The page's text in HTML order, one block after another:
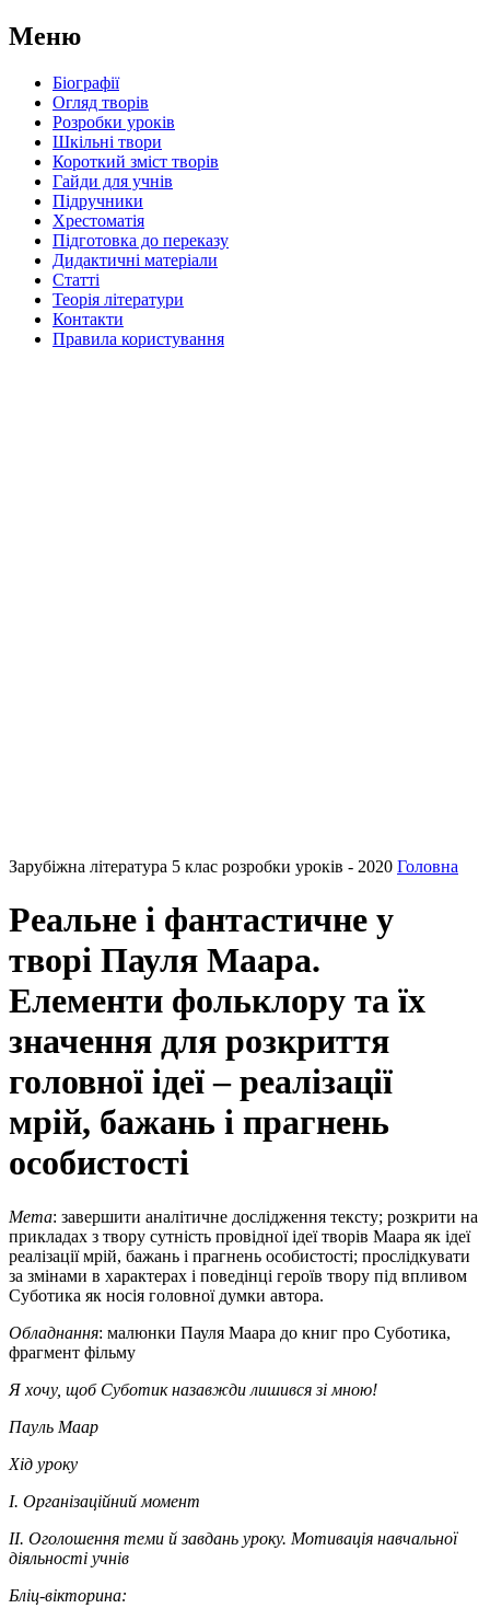
Меню
Біографії
Огляд творів
Розробки уроків
Шкільні твори
Короткий зміст творів
Гайди для учнів
Підручники
Хрестоматія
Підготовка до переказу
Дидактичні матеріали
Статті
Теорія літератури
Контакти
Правила користування
Зарубіжна література 5 клас розробки уроків - 2020 Головна
Реальне і фантастичне у
творі Пауля Маара.
Елементи фольклору та їх
значення для розкриття
головної ідеї – реалізації
мрій, бажань і прагнень
особистості
Мета: завершити аналітичне дослідження тексту; розкрити на
прикладах з твору сутність провідної ідеї творів Маара як ідеї
реалізації мрій, бажань і прагнень особистості; прослідкувати
за змінами в характерах і поведінці героїв твору під впливом
Суботика як носія головної думки автора.
Обладнання: малюнки Пауля Маара до книг про Суботика,
фрагмент фільму
Я хочу, щоб Суботик назавжди лишився зі мною!
Пауль Маар
Хід уроку
I. Організаційний момент
II. Оголошення теми й завдань уроку. Мотивація навчальної
діяльності учнів
Бліц-вікторина: